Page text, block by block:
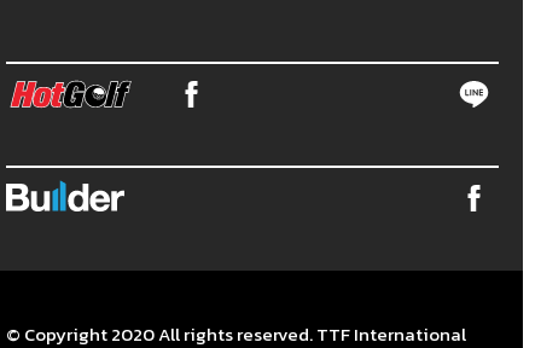
© Copyright 2020 All rights reserved. TTF International